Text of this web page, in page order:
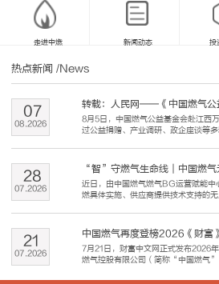
走进中燃 新闻动态 投
热点新闻 /News
转载：人民网——《中国燃气公
8月5日，中国燃气公益基金会赴江西
过公益捐赠、产业调研、政企座谈等
08.2026
07
“智”守燃气生命线｜中国燃气
近日，由中国燃气燃气BG运营赋能中
燃具体实施、供应商提供技术支持的
07.2026
28
中国燃气再度登榜2026《财富
7月21日，财富中文网正式发布2026
燃气控股有限公司（简称“中国燃气
07.2026
21